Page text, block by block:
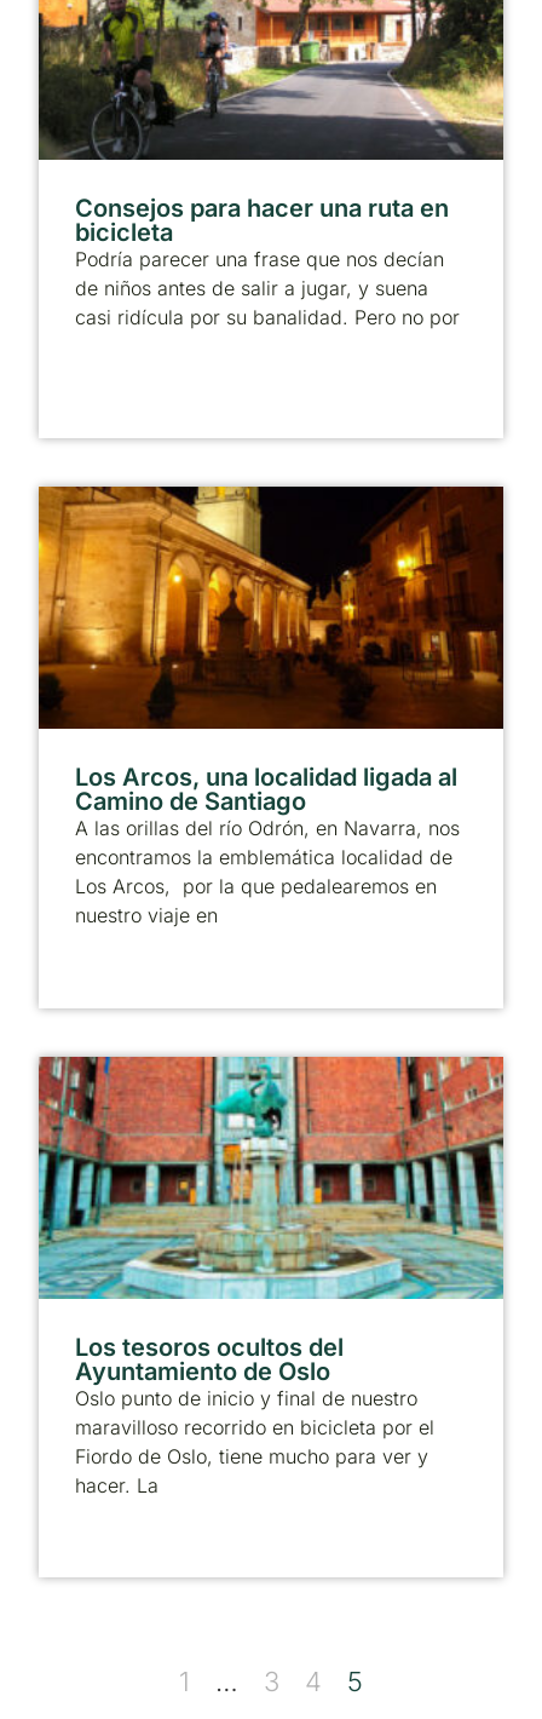
Consejos para hacer una ruta en
bicicleta
Podría parecer una frase que nos decían
de niños antes de salir a jugar, y suena
casi ridícula por su banalidad. Pero no por
Los Arcos, una localidad ligada al
Camino de Santiago
A las orillas del río Odrón, en Navarra, nos
encontramos la emblemática localidad de
Los Arcos, por la que pedalearemos en
nuestro viaje en
Los tesoros ocultos del
Ayuntamiento de Oslo
Oslo punto de inicio y final de nuestro
maravilloso recorrido en bicicleta por el
Fiordo de Oslo, tiene mucho para ver y
hacer. La
1 … 3 4 5